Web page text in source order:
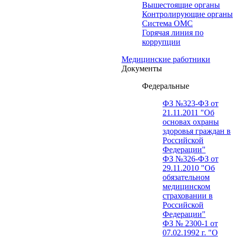
Вышестоящие органы
Контролирующие органы
Система ОМС
Горячая линия по
коррупции
Медицинские работники
Документы
Федеральные
ФЗ №323-ФЗ от
21.11.2011 "Об
основах охраны
здоровья граждан в
Российской
Федерации"
ФЗ №326-ФЗ от
29.11.2010 "Об
обязательном
медицинском
страховании в
Российской
Федерации"
ФЗ № 2300-1 от
07.02.1992 г. "О